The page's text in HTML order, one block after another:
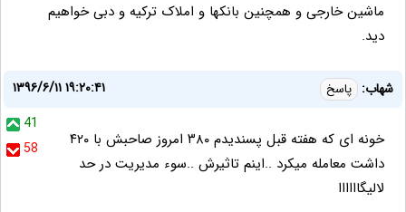
ماشین خارجی و همچنین بانکها و املاک ترکیه و دبی خواهیم
دید.
شهاب: پاسخ
۱۳۹۶/۶/۱۱ ۱۹:۲۰:۴۱
41
58
خونه ای که هفته قبل پسندیدم ۳۸۰ امروز صاحبش با ۴۲۰
داشت معامله میکرد ..اینم تاثیرش ..سوء مدیریت در حد
لالیگاااااا